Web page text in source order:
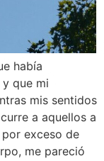
había
que mi
mis sentidos
a aquellos a
exceso de
me pareció